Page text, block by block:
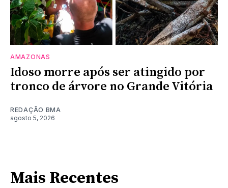
AMAZONAS
Idoso morre após ser atingido por
tronco de árvore no Grande Vitória
REDAÇÃO BMA
agosto 5, 2026
Mais Recentes